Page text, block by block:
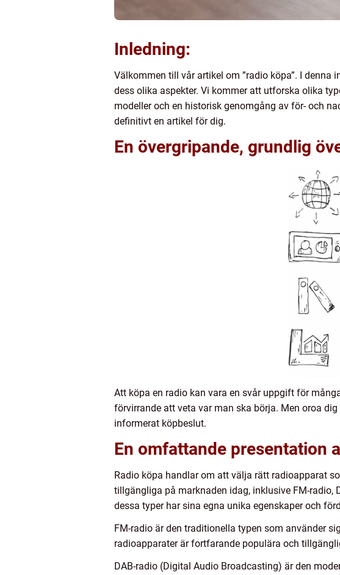
Inledning:
Välkommen till vår artikel om ”radio köpa”. I
dess olika aspekter. Vi kommer att utforska olika
modeller och en historisk genomgång av för- och
definitivt en artikel för dig.
En övergripande, grundlig
Att köpa en radio kan vara en svår uppgift för
förvirrande att veta var man ska börja. Men oroa
informerat köpbeslut.
En omfattande presentation
Radio köpa handlar om att välja rätt radioapparat
tillgängliga på marknaden idag, inklusive FM-radio,
dessa typer har sina egna unika egenskaper och
FM-radio är den traditionella typen som använder
radioapparater är fortfarande populära och
DAB-radio (Digital Audio Broadcasting) är den